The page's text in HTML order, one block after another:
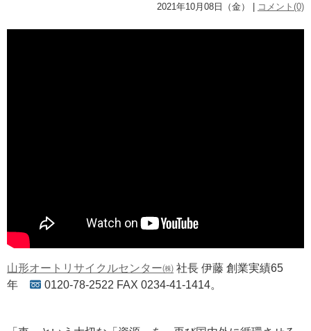
2021年10月08日（金） | コメント(0)
山形オートリサイクルセンター㈱ 社長 伊藤 創業実績65
年
0120-78-2522 FAX 0234-41-1414。